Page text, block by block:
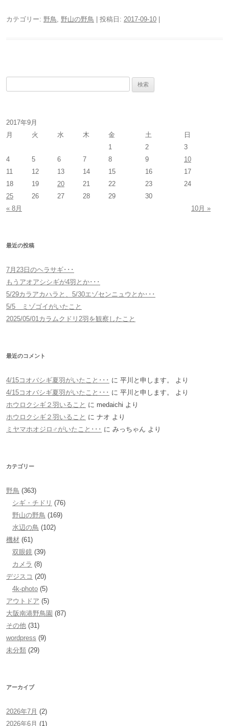
カテゴリー: 野鳥 野山の野鳥 | 投稿日: 2017-09-10 |
2017年9月
月
火 水 木 金 土 日
« 8月 10月 »
1 2
3
4
5 6 7 8 9
10
11
12 13 14 15 16
17
18
19 20 21 22 23
24
25
26 27 28 29 30
最近の投稿
7月23日のヘラサギ･･･
もうアオアシシギが4羽とか･･･
5/29カラアカハラと、5/30エゾセンニュウとか･･･
5/5 ミゾゴイがいたこと
2025/05/01カラムクドリ2羽を観察したこと
最近のコメント
4/15コオバシギ夏羽がいたこと･･･ に 平川と申します。
より
4/15コオバシギ夏羽がいたこと･･･ に 平川と申します。
より
ホウロクシギ２羽いること に medaichi より
ホウロクシギ２羽いること に ナオ より
ミヤマホオジロ♂がいたこと･･･ に みっちゃん より
カテゴリー
野鳥 (363)
シギ・チドリ (76)
野山の野鳥 (169)
水辺の鳥 (102)
機材 (61)
双眼鏡 (39)
カメラ (8)
デジスコ (20)
4k-photo (5)
アウトドア (5)
大阪南港野鳥園 (87)
その他 (31)
wordpress (9)
未分類 (29)
アーカイブ
2026年7月 (2)
2026年6月 (1)